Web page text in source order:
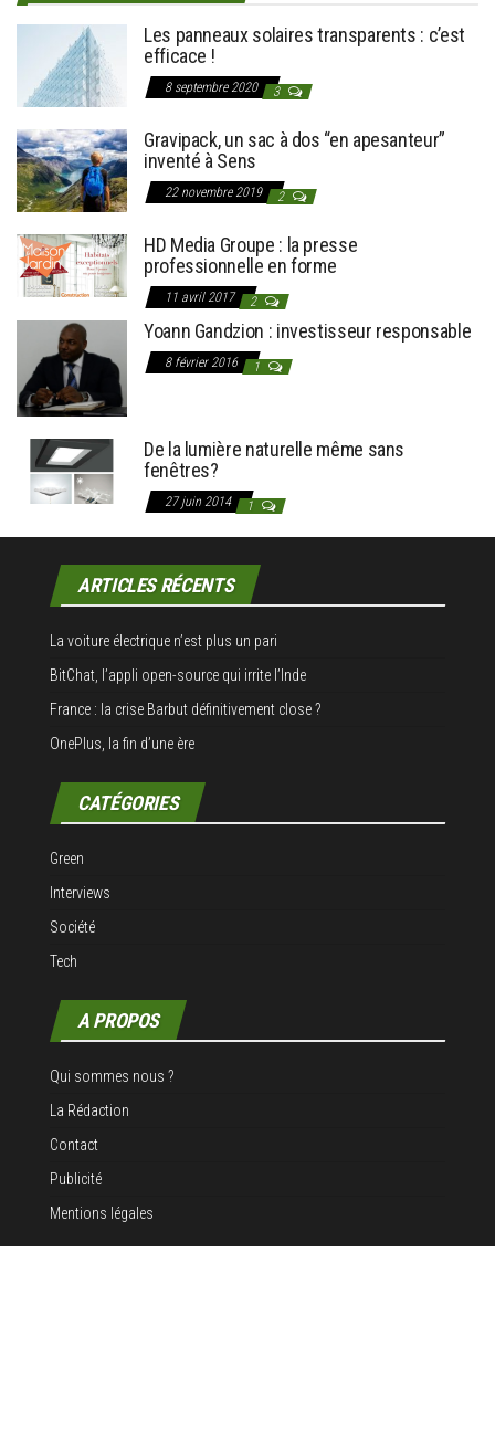
Les panneaux solaires transparents : c’est
efficace !
8 septembre 2020 3
Gravipack, un sac à dos “en apesanteur”
inventé à Sens
22 novembre 2019 2
HD Media Groupe : la presse
professionnelle en forme
11 avril 2017 2
Yoann Gandzion : investisseur responsable
8 février 2016 1
De la lumière naturelle même sans
fenêtres?
27 juin 2014 1
ARTICLES RÉCENTS
La voiture électrique n’est plus un pari
BitChat, l’appli open-source qui irrite l’Inde
France : la crise Barbut définitivement close ?
OnePlus, la fin d’une ère
CATÉGORIES
Green
Interviews
Société
Tech
A PROPOS
Qui sommes nous ?
La Rédaction
Contact
Publicité
Mentions légales